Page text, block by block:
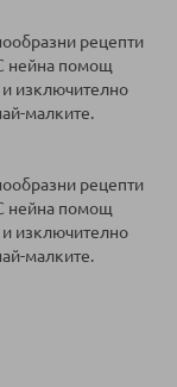
рецепти
нейна помощ
и изключително
малките.
рецепти
нейна помощ
и изключително
малките.